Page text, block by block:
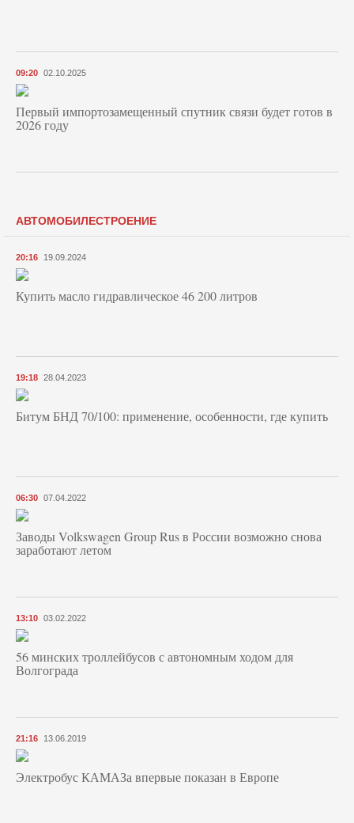
09:20 02.10.2025
Первый импортозамещенный спутник связи будет готов в
2026 году
АВТОМОБИЛЕСТРОЕНИЕ
20:16 19.09.2024
Купить масло гидравлическое 46 200 литров
19:18 28.04.2023
Битум БНД 70/100: применение, особенности, где купить
06:30 07.04.2022
Заводы Volkswagen Group Rus в России возможно снова
заработают летом
13:10 03.02.2022
56 минских троллейбусов с автономным ходом для
Волгограда
21:16 13.06.2019
Электробус КАМАЗа впервые показан в Европе